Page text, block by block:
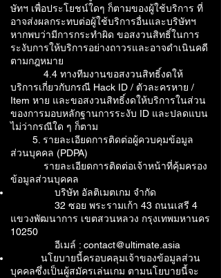
ษัทฯ เพื่อประโยชน์ใดๆ ก็ตามของผู้ใช้บริการ ที่
อาจส่งผลกระทบต่อผู้ใช้บริการอื่นและบริษัทฯ
หากพบว่ามีการกระทำผิด ขอสงวนสิทธิ์ในการ
ระงับการให้บริการอย่างถาวรและอาจดำเนินคดี
ตามกฎหมาย
4.4 ทางทีมงานขอสงวนสิทธิ์งดให้
บริการเกี่ยวกับกรณี Hack ID / ตัวละครหาย /
Item หาย และขอสงวนสิทธิ์งดให้บริการในส่วน
ของการมอบหลักฐานการระงับ ID และปลดแบน
ไม่ว่ากรณีใด ๆ ก็ตาม
5. รายละเอียดการติดต่อผู้ควบคุมข้อมูล
ส่วนบุคคล (PDPA)
รายละเอียดการติดต่อเจ้าหน้าที่คุ้มครอง
ข้อมูลส่วนบุคคล
บริษัท อัลติเมตเกม จำกัด
32 ซอย พระรามเก้า 43 ถนนเสรี 4
แขวงพัฒนาการ เขตสวนหลวง กรุงเทพมหานคร
10250
อีเมล์ : contact@ultimate.asia
นโยบายนี้ครอบคลุมเจ้าของข้อมูลส่วน
บุคคลซึ่งเป็นผู้สมัครเล่นเกม ตามนโยบายนี้จะ